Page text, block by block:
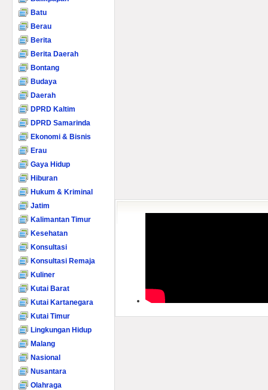
Batu
Berau
Berita
Berita Daerah
Bontang
Budaya
Daerah
DPRD Kaltim
DPRD Samarinda
Ekonomi & Bisnis
Erau
Gaya Hidup
Hiburan
Hukum & Kriminal
Jatim
Kalimantan Timur
Kesehatan
Konsultasi
Konsultasi Remaja
Kuliner
Kutai Barat
Kutai Kartanegara
Kutai Timur
Lingkungan Hidup
Malang
Nasional
Nusantara
Olahraga